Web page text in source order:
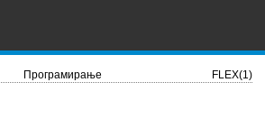
Програмирање FLEX(1)